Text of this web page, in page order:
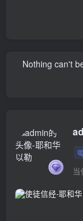
Nothing can't